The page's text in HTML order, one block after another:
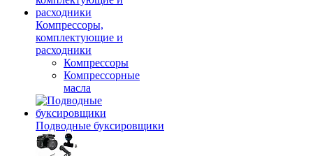
Компрессоры,
комплектующие и
расходники
Компрессоры
Компрессорные
масла
Подводные буксировщики